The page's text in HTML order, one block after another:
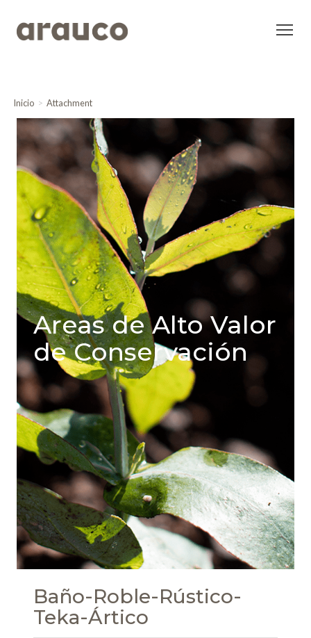
Inicio Attachment
Areas de Alto Valor
de Conservación
Baño-Roble-Rústico-
Teka-Ártico